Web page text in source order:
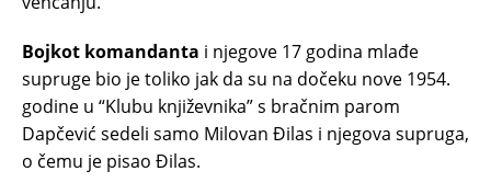
Bojkot komandanta i njegove 17 godina mlađe
supruge bio je toliko jak da su na dočeku nove 1954.
godine u “Klubu književnika” s bračnim parom
Dapčević sedeli samo Milovan Đilas i njegova supruga,
o čemu je pisao Đilas.